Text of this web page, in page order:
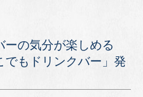
ーの気分が楽しめる
でもドリンクバー」発